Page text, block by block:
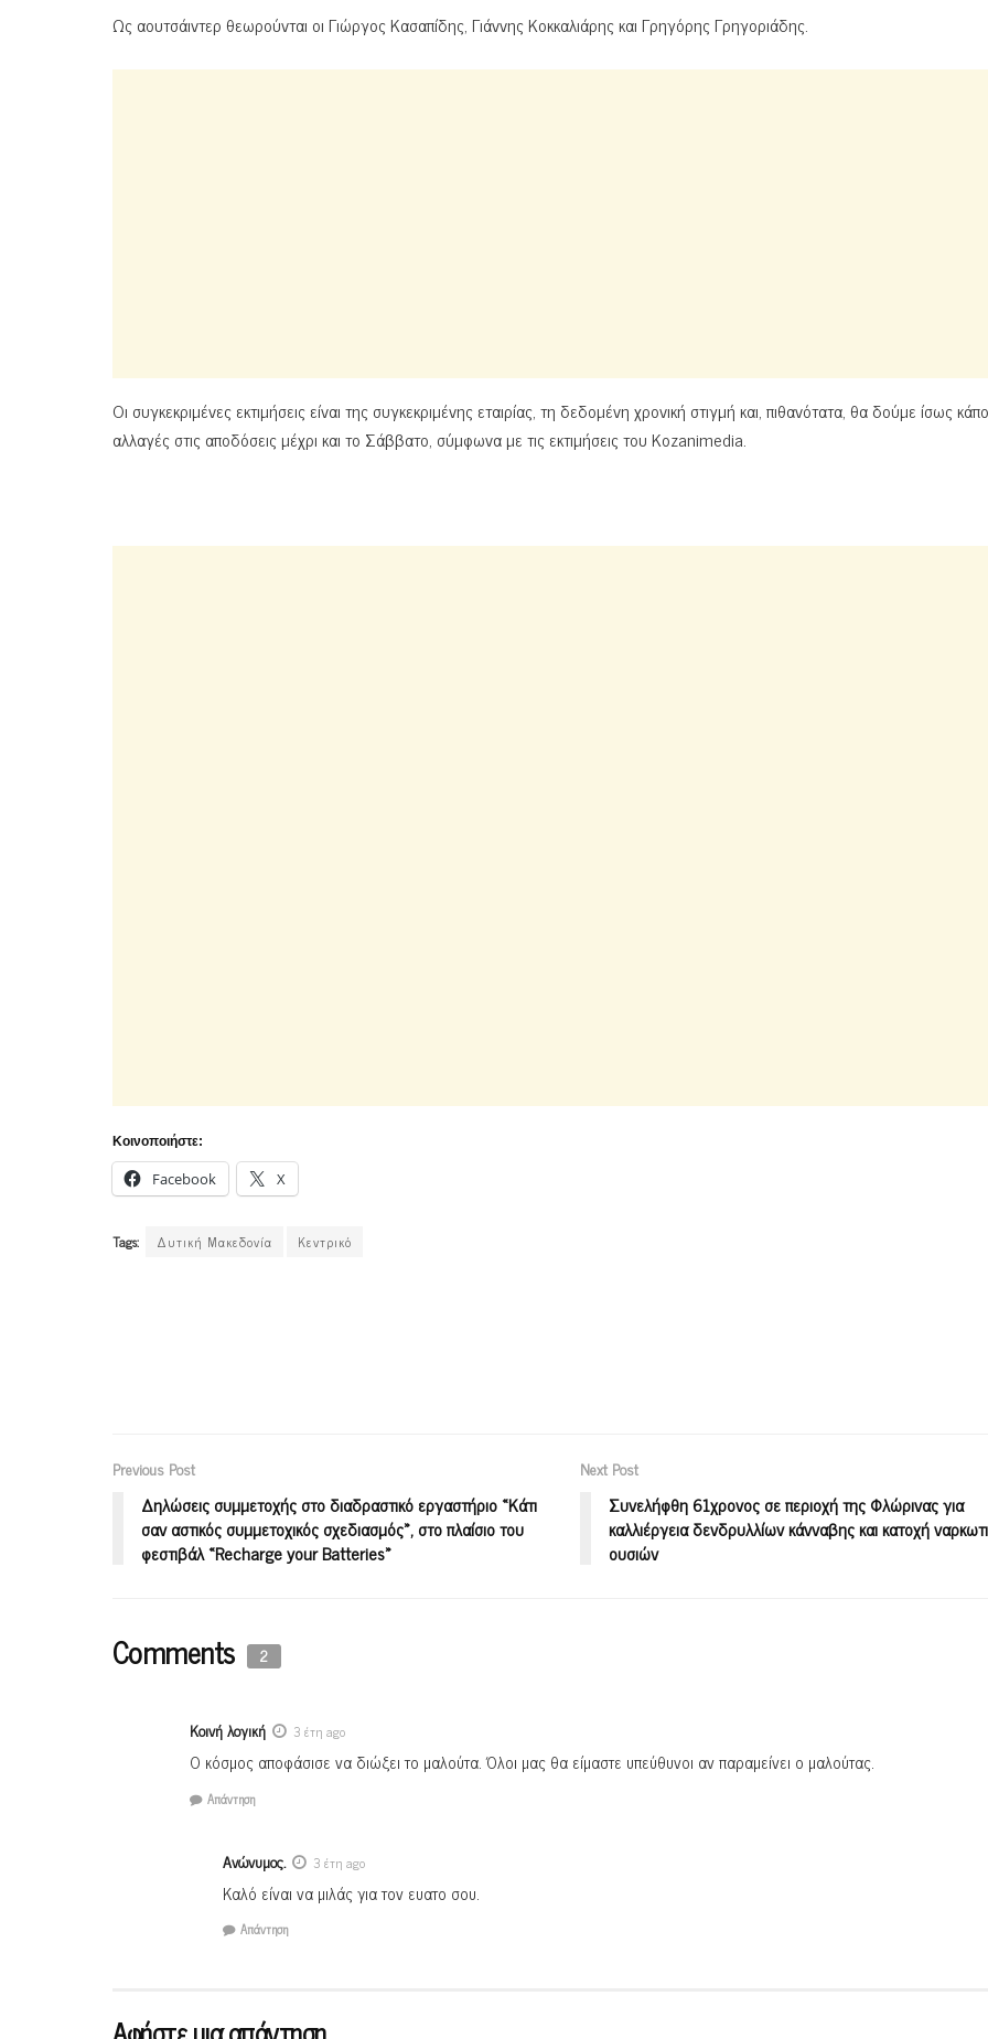
Ως αουτσάιντερ θεωρούνται οι Γιώργος Κασαπίδης, Γιάννης Κοκκαλιάρης και Γρηγόρης Γρηγοριάδης.
Οι συγκεκριμένες εκτιμήσεις είναι της συγκεκριμένης εταιρίας, τη δεδομένη χρονική στιγμή και, πιθανότατα, θα δούμε ίσως
αλλαγές στις αποδόσεις μέχρι και το Σάββατο, σύμφωνα με τις εκτιμήσεις του Kozanimedia.
Κοινοποιήστε:
Facebook X
Tags: Δυτική Μακεδονία Κεντρικό
Previous Post
Δηλώσεις συμμετοχής στο διαδραστικό εργαστήριο «Κάτι
σαν αστικός συμμετοχικός σχεδιασμός», στο πλαίσιο του
φεστιβάλ «Recharge your Batteries»
Next Post
Συνελήφθη 61χρονος σε περιοχή της Φλώρινας για
καλλιέργεια δενδρυλλίων κάνναβης και κατοχή
ουσιών
Comments 2
Κοινή λογική 3 έτη ago
Ο κόσμος αποφάσισε να διώξει το μαλούτα. Όλοι μας θα είμαστε υπεύθυνοι αν παραμείνει ο μαλούτας.
Απάντηση
Ανώνυμος. 3 έτη ago
Καλό είναι να μιλάς για τον ευατο σου.
Απάντηση